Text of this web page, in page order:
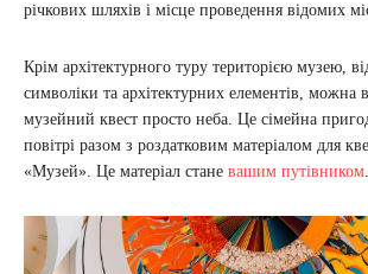
річкових шляхів і місце проведення відомих
Крім архітектурного туру територією музею,
символіки та архітектурних елементів, можна
музейний квест просто неба. Це сімейна
повітрі разом з роздатковим матеріалом для
«Музей». Це матеріал стане вашим путівником.